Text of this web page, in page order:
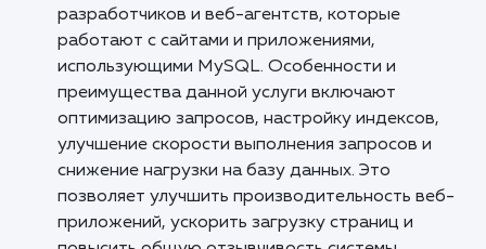
Если вы хотите улучшить
вашей базы данных MySQL и
всеми преимуществами, которые это
принести, свяжитесь с нами сегодня. Мы